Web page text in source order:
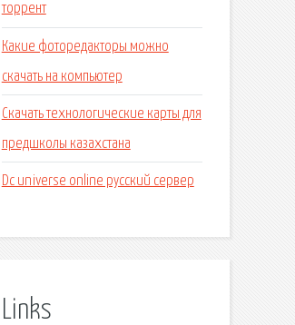
торрент
Какие фоторедакторы можно
скачать на компьютер
Скачать технологические карты для
предшколы казахстана
Dc universe online русский сервер
Links